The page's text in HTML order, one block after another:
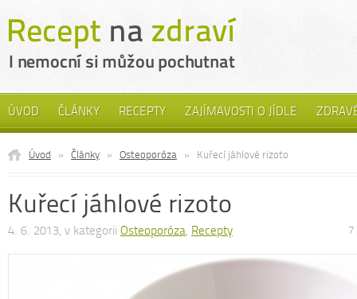
ÚVOD ČLÁNKY RECEPTY ZAJÍMAVOSTI O JÍDLE
Úvod » Články » Osteoporóza » Kuřecí jáhlové rizoto
Kuřecí jáhlové rizoto
4. 6. 2013, v kategorii Osteoporóza, Recepty